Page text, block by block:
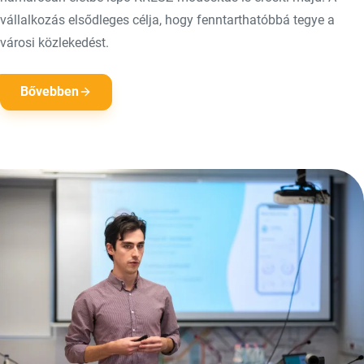
vállalkozás elsődleges célja, hogy fenntarthatóbbá tegye a
városi közlekedést.
Bővebben